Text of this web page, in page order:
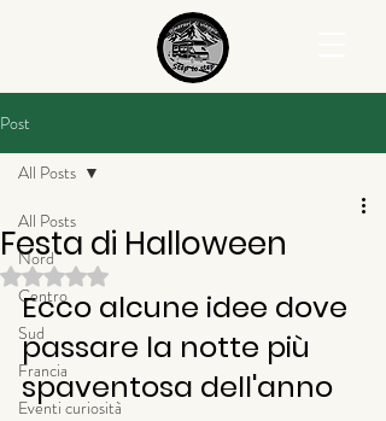
Post
All Posts
Nord
Centro
Sud
Francia
Eventi curiosità
All Posts
Festa di Halloween
Valutazione NaN stelle su 5.
Ecco alcune idee dove
passare la notte più
spaventosa dell'anno